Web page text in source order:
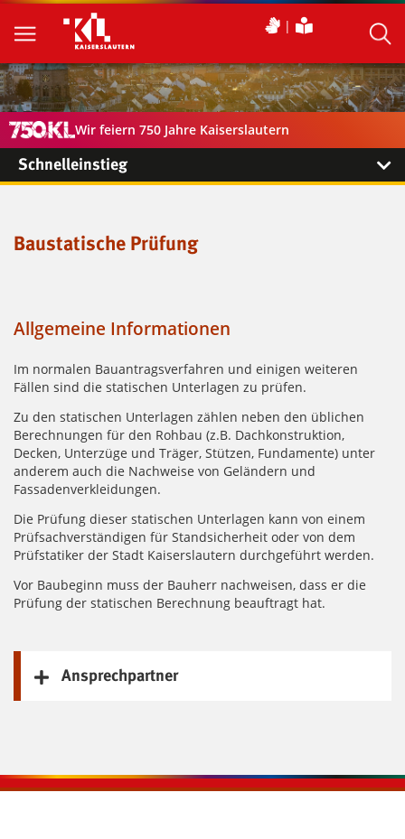
Wir feiern 750 Jahre Kaiserslautern
Schnelleinstieg
Baustatische Prüfung
Allgemeine Informationen
Im normalen Bauantragsverfahren und einigen weiteren
Fällen sind die statischen Unterlagen zu prüfen.
Zu den statischen Unterlagen zählen neben den üblichen
Berechnungen für den Rohbau (z.B. Dachkonstruktion,
Decken, Unterzüge und Träger, Stützen, Fundamente) unter
anderem auch die Nachweise von Geländern und
Fassadenverkleidungen.
Die Prüfung dieser statischen Unterlagen kann von einem
Prüfsachverständigen für Standsicherheit oder von dem
Prüfstatiker der Stadt Kaiserslautern durchgeführt werden.
Vor Baubeginn muss der Bauherr nachweisen, dass er die
Prüfung der statischen Berechnung beauftragt hat.
Ansprechpartner